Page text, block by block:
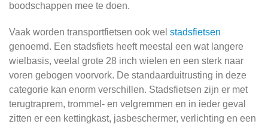
boodschappen mee te doen.
Vaak worden transportfietsen ook wel stadsfietsen
genoemd. Een stadsfiets heeft meestal een wat langere
wielbasis, veelal grote 28 inch wielen en een sterk naar
voren gebogen voorvork. De standaarduitrusting in deze
categorie kan enorm verschillen. Stadsfietsen zijn er met
terugtraprem, trommel- en velgremmen en in ieder geval
zitten er een kettingkast, jasbeschermer, verlichting en een